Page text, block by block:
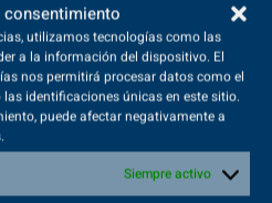
consentimiento
utilizamos tecnologías como las
a la información del dispositivo. El
nos permitirá procesar datos como el
identificaciones únicas en este sitio.
puede afectar negativamente a
Siempre activo
Experience
2019
está equivocada. No dejéis de
vida»
Fundación Real Madrid